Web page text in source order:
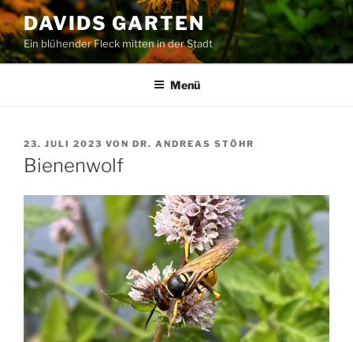
Zum
Inhalt
springen
DAVIDS GARTEN
Ein blühender Fleck mitten in der Stadt
Menü
VERÖFFENTLICHT
AM
23. JULI 2023 VON DR. ANDREAS STÖHR
Bienenwolf